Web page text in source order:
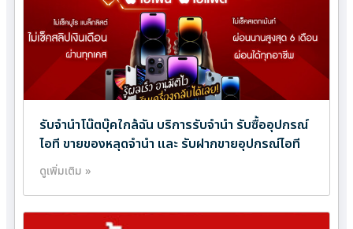
รับจำนำโน๊ตบุ๊คใกล้ฉัน บริการรับจำนำ รับซื้ออุปกรณ์
ไอที ขายของหลุดจำนำ และ รับฝากขายอุปกรณ์ไอที
ดูเพิ่มเติม »